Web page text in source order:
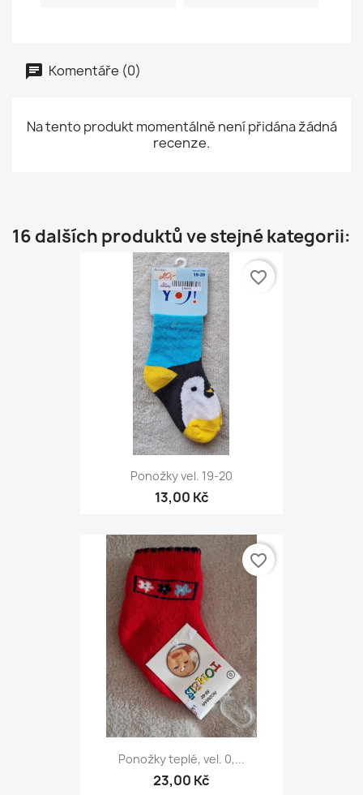
Komentáře (0)
Na tento produkt momentálně není přidána žádná
recenze.
16 dalších produktů ve stejné kategorii:
Ponožky vel. 19-20
13,00 Kč
favorite_border
Ponožky teplé, vel. 0,...
23,00 Kč
favorite_border